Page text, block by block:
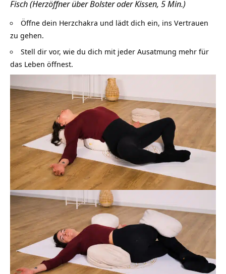
Fisch (Herzöffner über Bolster oder Kissen, 5 Min.)
Öffne dein Herzchakra und lädt dich ein, ins Vertrauen
zu gehen.
Stell dir vor, wie du dich mit jeder Ausatmung mehr für
das Leben öffnest.